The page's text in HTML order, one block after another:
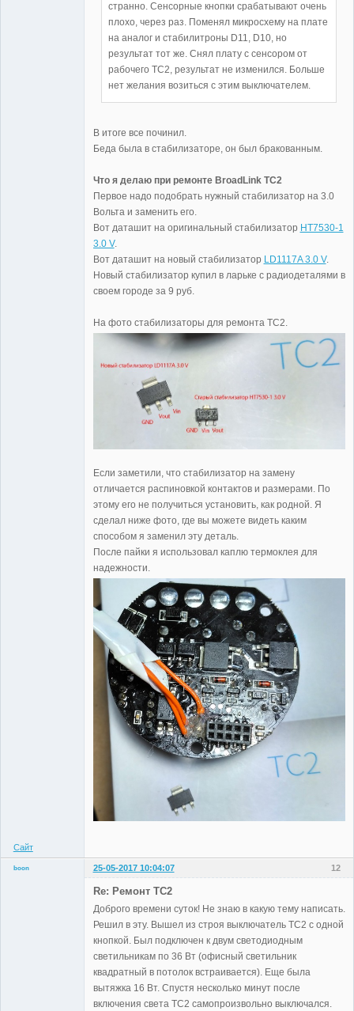
странно. Сенсорные кнопки срабатывают очень
плохо, через раз. Поменял микросхему на плате
на аналог и стабилитроны D11, D10, но
результат тот же. Снял плату с сенсором от
рабочего TC2, результат не изменился. Больше
нет желания возиться с этим выключателем.
В итоге все починил.
Беда была в стабилизаторе, он был бракованным.
Что я делаю при ремонте BroadLink TC2
Первое надо подобрать нужный стабилизатор на 3.0
Вольта и заменить его.
Вот даташит на оригинальный стабилизатор HT7530-1
3.0 V.
Вот даташит на новый стабилизатор LD1117A 3.0 V.
Новый стабилизатор купил в ларьке с радиодеталями в
своем городе за 9 руб.
На фото стабилизаторы для ремонта TC2.
Если заметили, что стабилизатор на замену
отличается распиновкой контактов и размерами. По
этому его не получиться установить, как родной. Я
сделал ниже фото, где вы можете видеть каким
способом я заменил эту деталь.
После пайки я использовал каплю термоклея для
надежности.
Сайт
12
boon
25-05-2017 10:04:07
Re: Ремонт TC2
Доброго времени суток! Не знаю в какую тему написать.
Решил в эту. Вышел из строя выключатель TC2 с одной
кнопкой. Был подключен к двум светодиодным
светильникам по 36 Вт (офисный светильник
квадратный в потолок встраивается). Еще была
вытяжка 16 Вт. Спустя несколько минут после
включения света TC2 самопроизвольно выключался.